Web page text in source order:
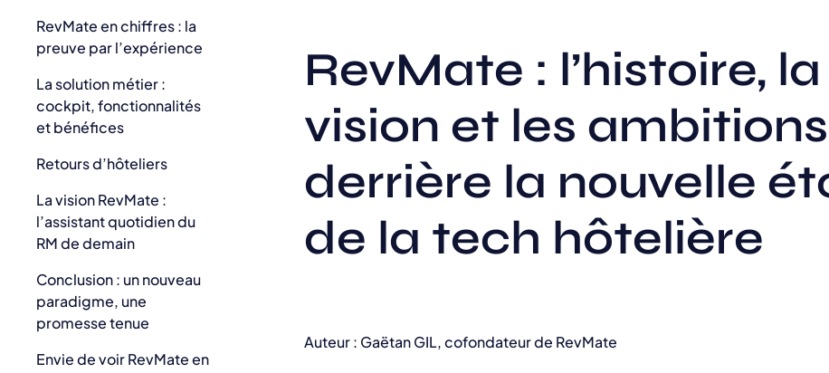
RevMate : l’histoire, la
vision et les ambitions
derrière la nouvelle
de la tech hôtelière
Auteur : Gaëtan GIL, cofondateur de RevMate
RevMate en chiffres : la
preuve par l’expérience
La solution métier :
cockpit, fonctionnalités
et bénéfices
Retours d’hôteliers
La vision RevMate :
l’assistant quotidien du
RM de demain
Conclusion : un nouveau
paradigme, une
promesse tenue
Envie de voir RevMate en